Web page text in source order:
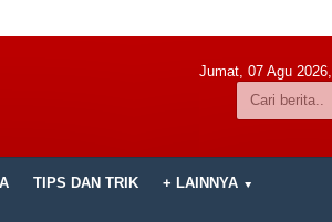
Jumat, 07 Agu 2026,
TIPS DAN TRIK + LAINNYA